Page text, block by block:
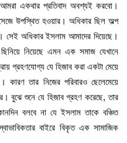
আমরা একথার প্রতিবাদ অবশ্যই করবো।
উপস্থিত হওয়ার। অধিকার ছিল অল্প
সেই অধিকার ইসলাম আমাদের দিয়েছে।
নিয়েছে এমন এক সমাজ যেখানে
গ্রহণযোগ্য যে হিজাব করা একটা মেয়ে
কারণ তার নিজের পরিবারও ছেলেমেয়ে
বুঝে শুনে যে হিজাব গ্রহণ করেছে, তার
বলবে না যে ইসলাম তাকে বঞ্চিত
বাইরে বিকৃত এক সামাজিক